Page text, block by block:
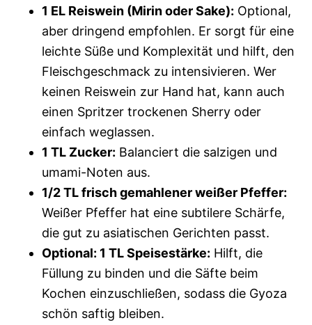
1 EL Reiswein (Mirin oder Sake): Optional,
aber dringend empfohlen. Er sorgt für eine
leichte Süße und Komplexität und hilft, den
Fleischgeschmack zu intensivieren. Wer
keinen Reiswein zur Hand hat, kann auch
einen Spritzer trockenen Sherry oder
einfach weglassen.
1 TL Zucker: Balanciert die salzigen und
umami-Noten aus.
1/2 TL frisch gemahlener weißer Pfeffer:
Weißer Pfeffer hat eine subtilere Schärfe,
die gut zu asiatischen Gerichten passt.
Optional: 1 TL Speisestärke: Hilft, die
Füllung zu binden und die Säfte beim
Kochen einzuschließen, sodass die Gyoza
schön saftig bleiben.